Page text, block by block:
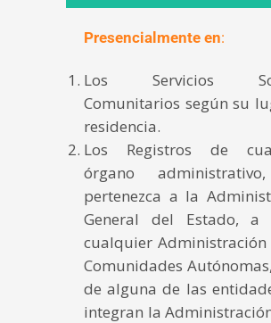
Presencialmente en:
Los Servicios
Comunitarios según su
residencia.
Los Registros de
órgano
pertenezca a la
General del Estado,
cualquier Administración
Comunidades
de alguna de las
integran la